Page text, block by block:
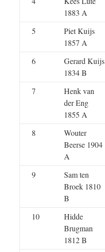
1883 A
5
Piet Kuijs
1857 A
6
Gerard Kuijs
1834 B
7
Henk van
der Eng
1855 A
8
Wouter
Beerse 1904
A
9
Sam ten
Broek 1810
B
10
Hidde
Brugman
1812 B